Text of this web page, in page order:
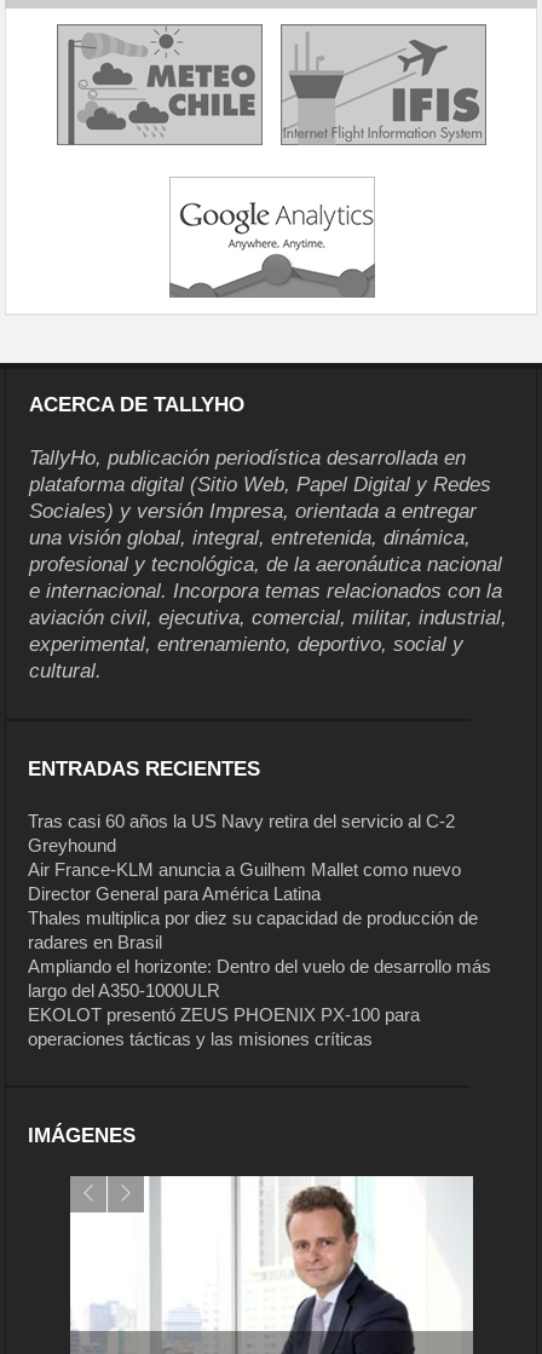
ACERCA DE TALLYHO
TallyHo, publicación periodística desarrollada en
plataforma digital (Sitio Web, Papel Digital y Redes
Sociales) y versión Impresa, orientada a entregar
una visión global, integral, entretenida, dinámica,
profesional y tecnológica, de la aeronáutica nacional
e internacional. Incorpora temas relacionados con la
aviación civil, ejecutiva, comercial, militar, industrial,
experimental, entrenamiento, deportivo, social y
cultural.
ENTRADAS RECIENTES
Tras casi 60 años la US Navy retira del servicio al C-2
Greyhound
Air France-KLM anuncia a Guilhem Mallet como nuevo
Director General para América Latina
Thales multiplica por diez su capacidad de producción de
radares en Brasil
Ampliando el horizonte: Dentro del vuelo de desarrollo más
largo del A350-1000ULR
EKOLOT presentó ZEUS PHOENIX PX-100 para
operaciones tácticas y las misiones críticas
IMÁGENES